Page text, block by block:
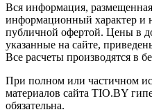
Вся информация,
информационный характер и
публичной офертой. Цены в
указанные на сайте,
Все расчеты производятся в
При полном или частичном
материалов сайта TIO.BY
обязательна.